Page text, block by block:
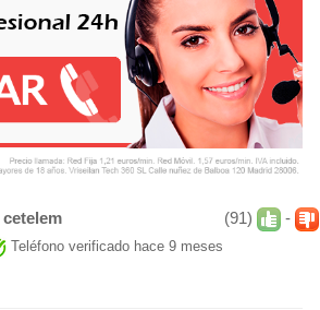
(91) -
cetelem
Teléfono verificado hace 9 meses